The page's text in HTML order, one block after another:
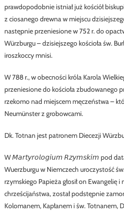
prawdopodobnie istniał już kościół
z ciosanego drewna w miejscu
następnie przeniesione w 752 r. do
Würzburgu – dzisiejszego kościoła św.
iroszkoccy mnisi.
W 788 r., w obecności króla Karola
przeniesione do kościoła zbudowanego
rzekomo nad miejscem męczeństwa –
Neumünster z grobowcami.
Dk. Totnan jest patronem Diecezji
W 𝘔𝘢𝘳𝘵𝘺𝘳𝘰𝘭𝘰𝘨𝘪𝘶𝘮 𝘙𝘻𝘺𝘮𝘴𝘬𝘪𝘮 pod
Wuerzburgu w Niemczech uroczystość
rzymskiego Papieża głosił on Ewangelię
chrześcijaństwa, został podstępnie
Kolomanem, Kapłanem i św. Totnanem,